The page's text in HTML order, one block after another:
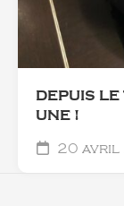
DEPUIS LE
UNE !
20 avril